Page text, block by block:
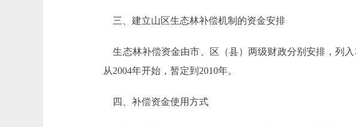
三、建立山区生态林补偿机制的资金安排
生态林补偿资金由市、区（县）两级财政分别安排，列
从2004年开始，暂定到2010年。
四、补偿资金使用方式